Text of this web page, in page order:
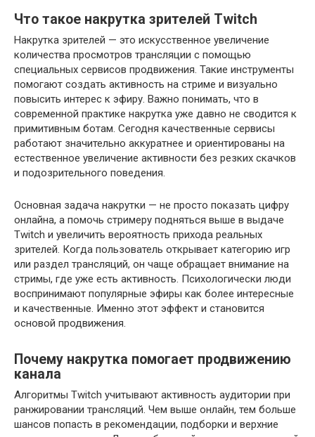
Что такое накрутка зрителей Twitch
Накрутка зрителей — это искусственное увеличение
количества просмотров трансляции с помощью
специальных сервисов продвижения. Такие инструменты
помогают создать активность на стриме и визуально
повысить интерес к эфиру. Важно понимать, что в
современной практике накрутка уже давно не сводится к
примитивным ботам. Сегодня качественные сервисы
работают значительно аккуратнее и ориентированы на
естественное увеличение активности без резких скачков
и подозрительного поведения.
Основная задача накрутки — не просто показать цифру
онлайна, а помочь стримеру подняться выше в выдаче
Twitch и увеличить вероятность прихода реальных
зрителей. Когда пользователь открывает категорию игр
или раздел трансляций, он чаще обращает внимание на
стримы, где уже есть активность. Психологически люди
воспринимают популярные эфиры как более интересные
и качественные. Именно этот эффект и становится
основой продвижения.
Почему накрутка помогает продвижению
канала
Алгоритмы Twitch учитывают активность аудитории при
ранжировании трансляций. Чем выше онлайн, тем больше
шансов попасть в рекомендации, подборки и верхние